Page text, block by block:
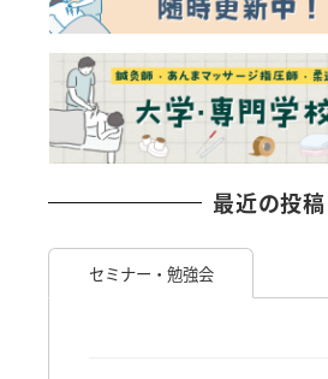
最近の投稿
セミナー・勉強会